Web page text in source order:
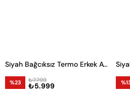
Siyah Bağcıksız Termo Erkek Ayakkabı
%23 ₺5.999
₺7.799